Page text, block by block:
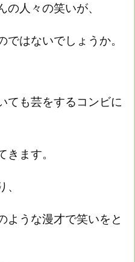
人々の笑いが、
はないでしょうか。
ても芸をするコンビに
ます。
ような漫才で笑いをと